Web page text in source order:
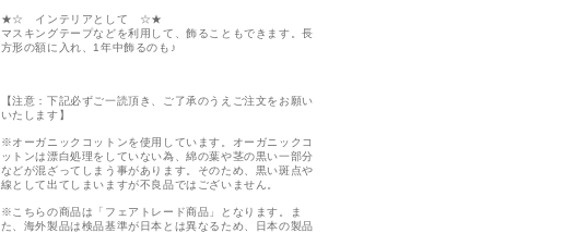
★☆ インテリアとして ☆★
マスキングテープなどを利用して、飾ることもできます。長
方形の額に入れ、1年中飾るのも♪
【注意：下記必ずご一読頂き、ご了承のうえご注文をお願い
いたします】
※オーガニックコットンを使用しています。オーガニックコ
ットンは漂白処理をしていない為、綿の葉や茎の黒い一部分
などが混ざってしまう事があります。そのため、黒い斑点や
線として出てしまいますが不良品ではございません。
※こちらの商品は「フェアトレード商品」となります。ま
た、海外製品は検品基準が日本とは異なるため、日本の製品